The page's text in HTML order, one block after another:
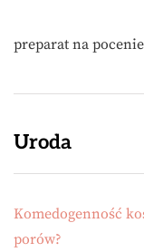
preparat na
Uroda
Komedogenność
porów?